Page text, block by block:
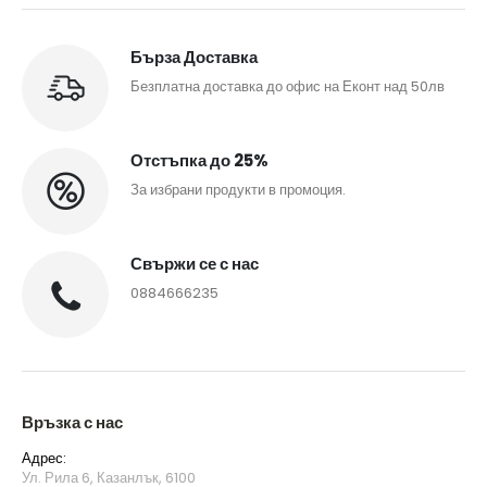
Бърза Доставка
Безплатна доставка до офис на Еконт над 50лв
Отстъпка до 25%
За избрани продукти в промоция.
Свържи се с нас
0884666235
Връзка с нас
Адрес:
Ул. Рила 6, Казанлък, 6100